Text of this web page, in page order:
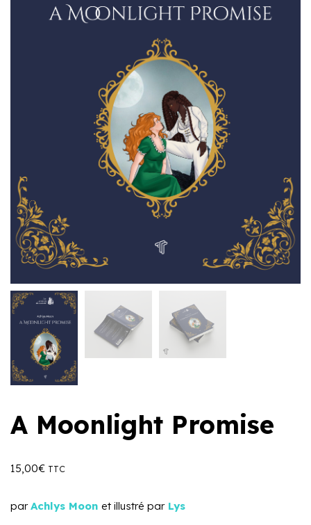
A Moonlight Promise
15,00€ TTC
parAchlys Moon et illustré parLys